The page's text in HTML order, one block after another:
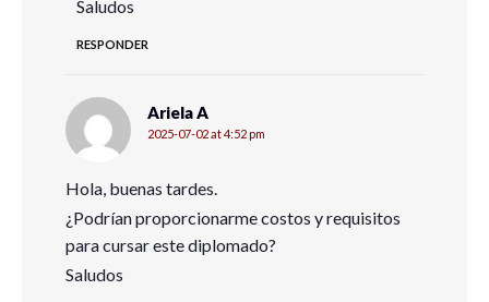
Saludos
RESPONDER
Ariela A
2025-07-02 at 4:52 pm
Hola, buenas tardes.
¿Podrían proporcionarme costos y requisitos
para cursar este diplomado?
Saludos